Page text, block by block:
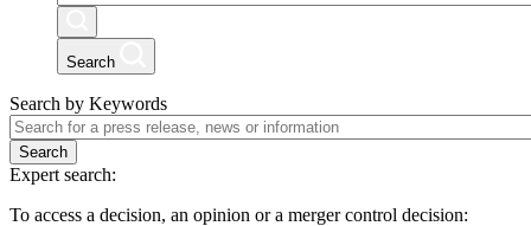
Search
Search by Keywords
Search
Expert search:
To access a decision, an opinion or a merger control decision: